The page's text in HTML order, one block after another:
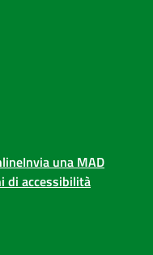
Invia una MAD
di accessibilità